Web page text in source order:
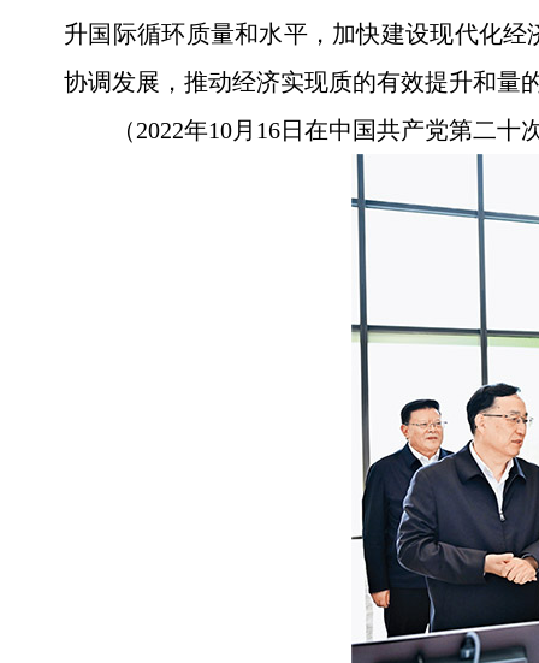
升国际循环质量和水平，加快建设现代化
协调发展，推动经济实现质的有效提升和量
（2022年10月16日在中国共产党第二